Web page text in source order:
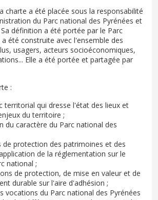
charte a été placée sous la responsabilité
du Parc national des Pyrénées et
définition a été portée par le Parc
été construite avec l'ensemble des
usagers, acteurs socioéconomiques,
Elle a été portée et partagée par
:
territorial qui dresse l'état des lieux et
du territoire ;
du caractère du Parc national des
de protection des patrimoines et des
de la réglementation sur le
national ;
de protection, de mise en valeur et de
durable sur l'aire d'adhésion ;
vocations du Parc national des Pyrénées